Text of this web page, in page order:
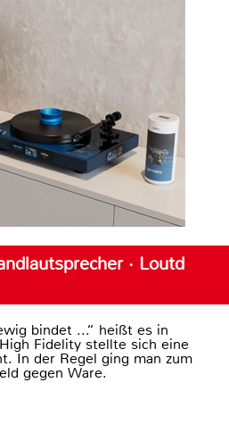
· Loutd
bindet ...“ heißt es in
Fidelity stellte sich eine
In der Regel ging man zum
gegen Ware.